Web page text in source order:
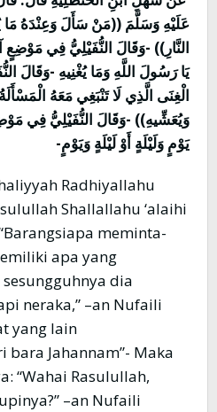
عَلَيْهِ وَسَلَّمَ ((مَنْ سَأَلَ وَعِنْدَهُ مَا
النَّارِ)) -وَقَالَ النُّفَيْلِيُّ فِي
يَا رَسُولَ اللَّهِ وَمَا يُغْنِيهِ -وَقَالَ
الْغِنَى الَّذِي لَا تَنْبَغِي مَعَهُ
وَيُعَشِّيهِ)) -وَقَالَ النُّفَيْلِيُّ فِي
يَوْمٍ وَلَيْلَةٍ أَوْ لَيْلَةٍ وَيَوْمٍ-
Radhiyallahu
Shallallahu ‘alaihi
meminta-
apa yang
dia
neraka,” –an Nufaili
yang lain
bara Jahannam”- Maka
“Wahai Rasulullah,
–an Nufaili